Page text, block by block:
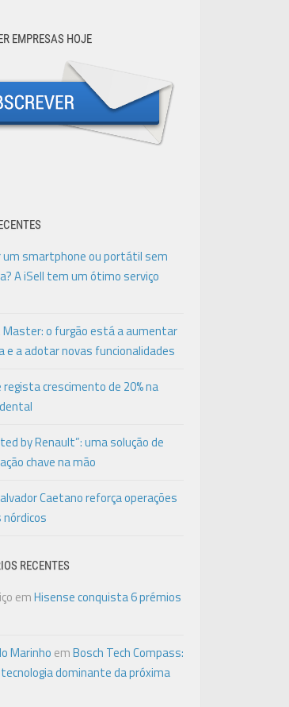
EMPRESAS HOJE
um smartphone ou portátil sem
A iSell tem um ótimo serviço
Master: o furgão está a aumentar
e a adotar novas funcionalidades
regista crescimento de 20% na
by Renault”: uma solução de
chave na mão
Caetano reforça operações
RECENTES
emHisense conquista 6 prémios
Marinho emBosch Tech Compass:
dominante da próxima